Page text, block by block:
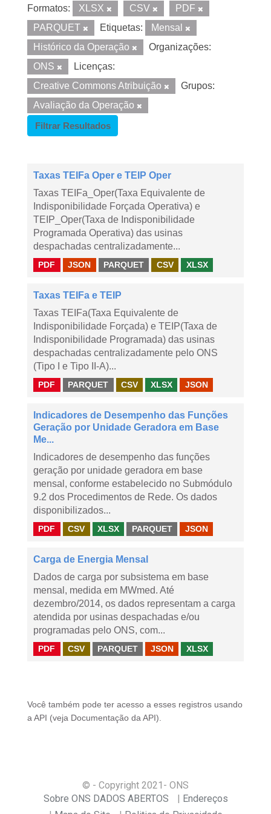
Formatos: XLSX CSV
PDF
PARQUET
Etiquetas:
Mensal
Histórico da Operação
Organizações:
ONS
Licenças:
Creative Commons Atribuição
Grupos:
Avaliação da Operação
Filtrar Resultados
Taxas TEIFa Oper e TEIP Oper
Taxas TEIFa_Oper(Taxa Equivalente de
Indisponibilidade Forçada Operativa) e
TEIP_Oper(Taxa de Indisponibilidade
Programada Operativa) das usinas
despachadas centralizadamente...
PDF JSON PARQUET CSV XLSX
Taxas TEIFa e TEIP
Taxas TEIFa(Taxa Equivalente de
Indisponibilidade Forçada) e TEIP(Taxa de
Indisponibilidade Programada) das usinas
despachadas centralizadamente pelo ONS
(Tipo I e Tipo II-A)...
PDF PARQUET CSV XLSX JSON
Indicadores de Desempenho das Funções
Geração por Unidade Geradora em Base
Me...
Indicadores de desempenho das funções
geração por unidade geradora em base
mensal, conforme estabelecido no Submódulo
9.2 dos Procedimentos de Rede. Os dados
disponibilizados...
PDF CSV XLSX PARQUET JSON
Carga de Energia Mensal
Dados de carga por subsistema em base
mensal, medida em MWmed. Até
dezembro/2014, os dados representam a carga
atendida por usinas despachadas e/ou
programadas pelo ONS, com...
PDF CSV PARQUET JSON XLSX
Você também pode ter acesso a esses registros usando
a API (veja Documentação da API ).
© - Copyright 2021 - ONS
Sobre ONS DADOS ABERTOS
Endereços